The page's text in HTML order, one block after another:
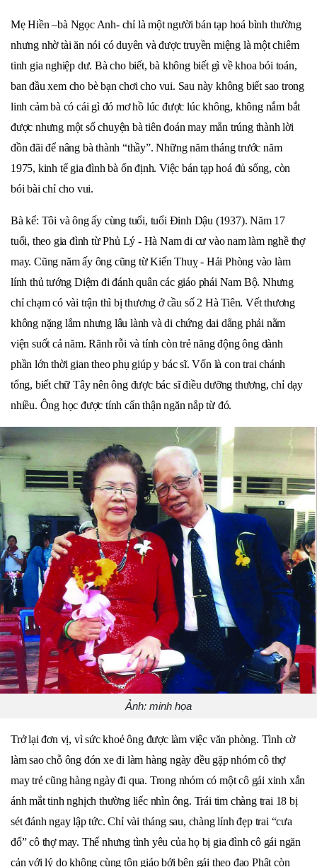
Mẹ Hiền –bà Ngọc Anh- chỉ là một người bán tạp hoá bình thường
nhưng nhờ tài ăn nói có duyên và được truyền miệng là một chiêm
tinh gia nghiệp dư. Bà cho biết, bà không biết gì về khoa bói toán,
ban đầu xem cho bè bạn chơi cho vui. Sau này không biết sao trong
linh cảm bà có cái gì đó mơ hồ lúc được lúc không, không nắm bắt
được nhưng một số chuyện bà tiên đoán may mắn trúng thành lời
đồn đãi để nâng bà thành “thầy”. Những năm tháng trước năm
1975, kinh tế gia đình bà ổn định. Việc bán tạp hoá đủ sống, còn
bói bài chỉ cho vui.
Bà kể: Tôi và ông ấy cùng tuổi, tuổi Đinh Dậu (1937). Năm 17
tuổi, theo gia đình từ Phủ Lý - Hà Nam di cư vào nam làm nghề thợ
may. Cũng năm ấy ông cũng từ Kiến Thuỵ - Hải Phòng vào làm
lính thủ tướng Diệm đi đánh quân các giáo phái Nam Bộ. Nhưng
chỉ chạm có vài trận thì bị thương ở cầu số 2 Hà Tiên. Vết thương
không nặng lắm nhưng lâu lành và di chứng dai dẳng phải nằm
viện suốt cả năm. Rãnh rỗi và tính còn trẻ năng động ông dành
phần lớn thời gian theo phụ giúp y bác sĩ. Vốn là con trai chánh
tổng, biết chữ Tây nên ông được bác sĩ điều dưỡng thương, chỉ dạy
nhiều. Ông học được tính cẩn thận ngăn nắp từ đó.
Ảnh: minh họa
Trở lại đơn vị, vì sức khoẻ ông được làm việc văn phòng. Tình cờ
làm sao chỗ ông đón xe đi làm hàng ngày đều gặp nhóm cô thợ
may trẻ cũng hàng ngày đi qua. Trong nhóm có một cô gái xinh xắn
ánh mắt tinh nghịch thường liếc nhìn ông. Trái tim chàng trai 18 bị
sét đánh ngay lập tức. Chỉ vài tháng sau, chàng lính đẹp trai “cưa
đổ” cô thợ may. Thế nhưng tình yêu của họ bị gia đình cô gái ngăn
cản với lý do không cùng tôn giáo bởi bên gái theo đạo Phật còn